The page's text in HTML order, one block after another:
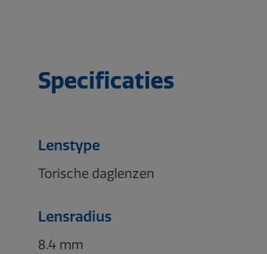
Specificaties
Lenstype
Torische daglenzen
Lensradius
8.4 mm